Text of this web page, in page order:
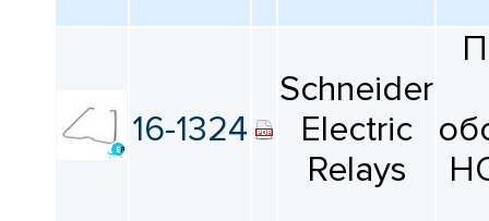
16-1324
Schneider
Electric
Relays